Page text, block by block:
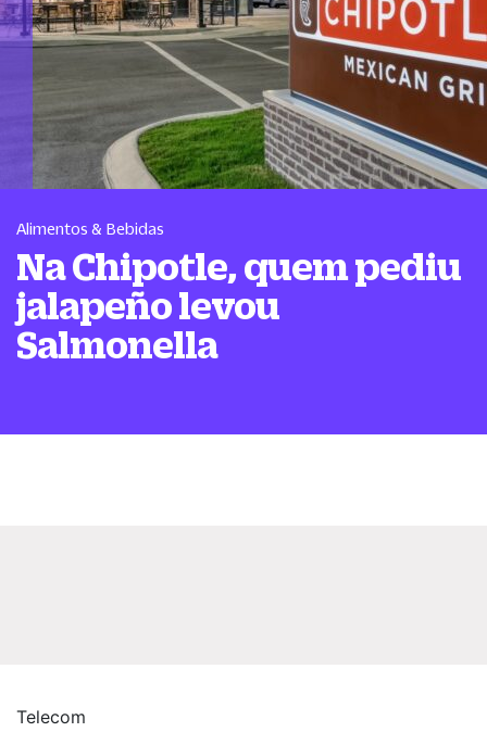
Alimentos & Bebidas
Na Chipotle, quem pediu
jalapeño levou
Salmonella
Telecom